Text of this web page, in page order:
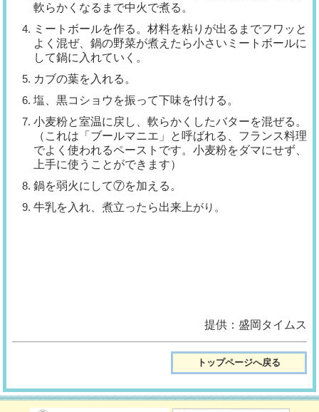
軟らかくなるまで中火で煮る。
ミートボールを作る。材料を粘りが出るまでフワッと
よく混ぜ、 鍋の野菜が煮えたら小さいミート ボールに
して鍋に入れていく。
カブの葉を入れる。
塩、黒コショウを振って下味を付ける。
小麦粉と室温に戻し、軟らかく したバターを混ぜる。
（これは「ブールマニエ」と呼ばれる、フランス料理
でよく使われるペーストです。小麦粉をダマにせず、
上手に使うことができま す）
鍋を弱火にして⑦を加える。
牛乳を入れ、煮立ったら出来上がり。
提供：盛岡タイムス
トップページへ戻る